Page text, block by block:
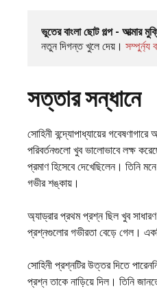
ভুতের বাংলা ছোট গল্প - আত্মার
নতুন দিগন্ত খুলে দেয়। সম্পুর্ন্য
সত্তার সন্ধানে
সোহিনী বন্দ্যোপাধ্যায়ের
পরিবর্তনগুলো খুব ভালোভাবে লক্ষ
প্রমাণ হিসেবে দেখেছিলেন। তিনি
গভীর শঙ্কায়।
অ্যাড্রার প্রথম প্রশ্ন ছিল খুব
প্রশ্নগুলোর গভীরতা বেড়ে গেল।
সোহিনী প্রশ্নটির উত্তর দিতে
প্রশ্ন তাকে নাড়িয়ে দিল। তিনি